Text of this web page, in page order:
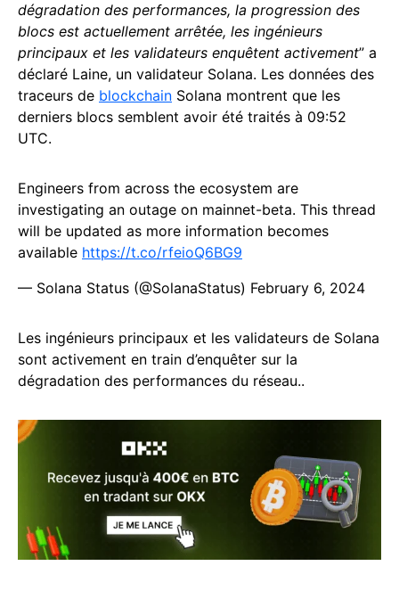
dégradation des performances, la progression des
blocs est actuellement arrêtée, les ingénieurs
principaux et les validateurs enquêtent activement” a
déclaré Laine, un validateur Solana. Les données des
traceurs de blockchain Solana montrent que les
derniers blocs semblent avoir été traités à 09:52
UTC.
Engineers from across the ecosystem are
investigating an outage on mainnet-beta. This thread
will be updated as more information becomes
available https://t.co/rfeioQ6BG9
— Solana Status (@SolanaStatus) February 6, 2024
Les ingénieurs principaux et les validateurs de Solana
sont activement en train d’enquêter sur la
dégradation des performances du réseau..